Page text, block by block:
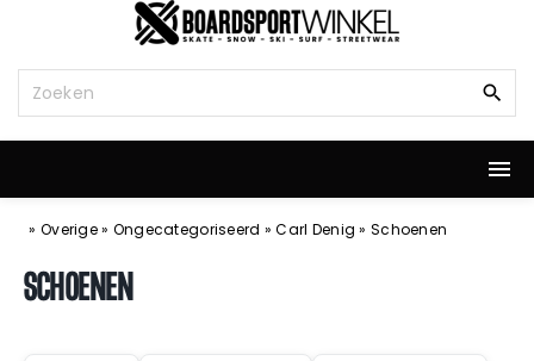
r
e
k
a
» Overige» Ongecategoriseerd »Carl Denig »Schoenen
SCHOENEN